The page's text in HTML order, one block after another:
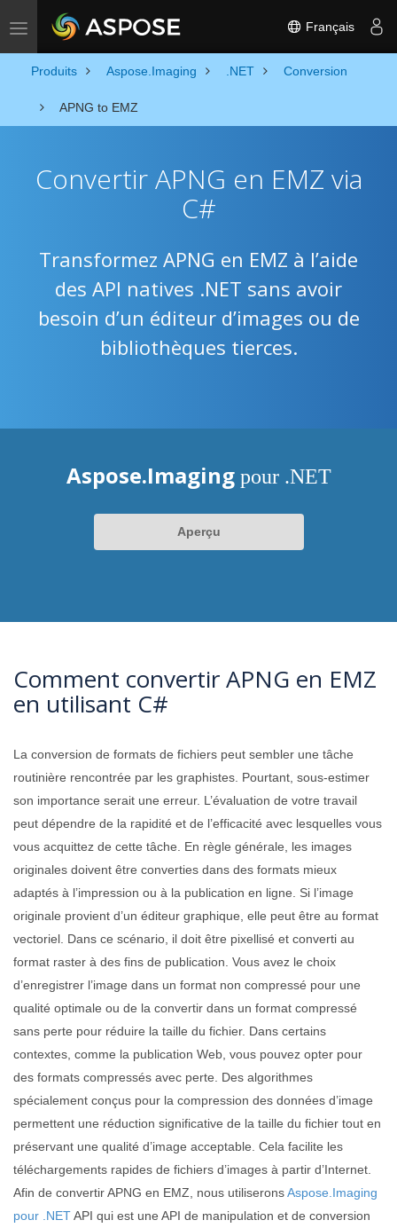
Toggle navigation Français
Produits Aspose.Imaging .NET Conversion
APNG to EMZ
Convertir APNG en EMZ via
C#
Transformez APNG en EMZ à l’aide
des API natives .NET sans avoir
besoin d’un éditeur d’images ou de
bibliothèques tierces.
Aspose.Imaging pour .NET
Aperçu
Comment convertir APNG en EMZ
en utilisant C#
La conversion de formats de fichiers peut sembler une tâche
routinière rencontrée par les graphistes. Pourtant, sous-estimer
son importance serait une erreur. L’évaluation de votre travail
peut dépendre de la rapidité et de l’efficacité avec lesquelles vous
vous acquittez de cette tâche. En règle générale, les images
originales doivent être converties dans des formats mieux
adaptés à l’impression ou à la publication en ligne. Si l’image
originale provient d’un éditeur graphique, elle peut être au format
vectoriel. Dans ce scénario, il doit être pixellisé et converti au
format raster à des fins de publication. Vous avez le choix
d’enregistrer l’image dans un format non compressé pour une
qualité optimale ou de la convertir dans un format compressé
sans perte pour réduire la taille du fichier. Dans certains
contextes, comme la publication Web, vous pouvez opter pour
des formats compressés avec perte. Des algorithmes
spécialement conçus pour la compression des données d’image
permettent une réduction significative de la taille du fichier tout en
préservant une qualité d’image acceptable. Cela facilite les
téléchargements rapides de fichiers d’images à partir d’Internet.
Afin de convertir APNG en EMZ, nous utiliseronsAspose.Imaging
pour .NETAPI qui est une API de manipulation et de conversion